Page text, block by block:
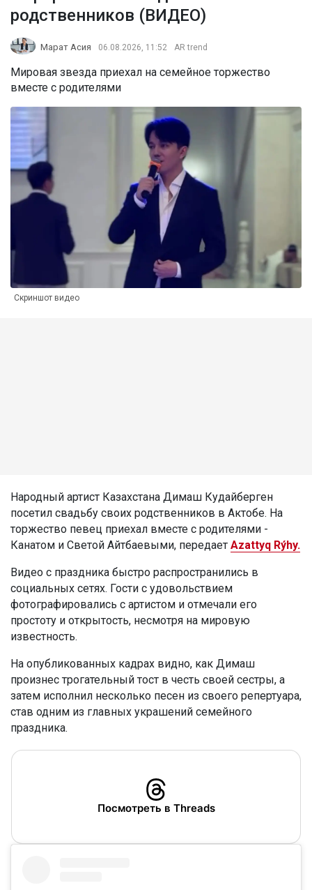
родственников (ВИДЕО)
Марат Асия 06.08.2026, 11:52 AR trend
Мировая звезда приехал на семейное торжество
вместе с родителями
Скриншот видео
Народный артист Казахстана Димаш Кудайберген
посетил свадьбу своих родственников в Актобе. На
торжество певец приехал вместе с родителями -
Канатом и Светой Айтбаевыми, передает Azattyq Rýhy.
Видео с праздника быстро распространились в
социальных сетях. Гости с удовольствием
фотографировались с артистом и отмечали его
простоту и открытость, несмотря на мировую
известность.
На опубликованных кадрах видно, как Димаш
произнес трогательный тост в честь своей сестры, а
затем исполнил несколько песен из своего репертуара,
став одним из главных украшений семейного
праздника.
Посмотреть в Threads